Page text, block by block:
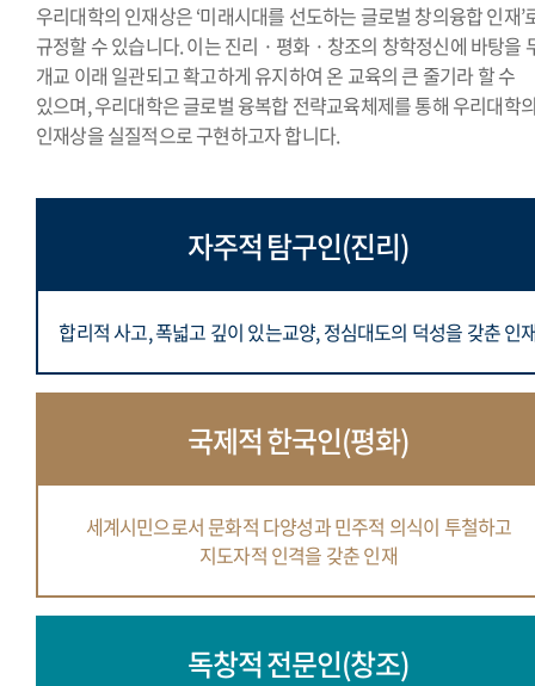
우리대학의 인재상은 ‘미래시대를 선도하는 글로벌 창의융합 인재’
규정할 수 있습니다. 이는 진리 · 평화 · 창조의 창학정신에 바탕을
개교 이래 일관되고 확고하게 유지하여 온 교육의 큰 줄기라 할 수
있으며, 우리대학은 글로벌 융복합 전략교육체제를 통해 우리대학
인재상을 실질적으로 구현하고자 합니다.
자주적 탐구인(진리)
합리적 사고, 폭넓고 깊이 있는교양,정심대도의 덕성을 갖춘 인
국제적 한국인(평화)
세계시민으로서 문화적 다양성과민주적 의식이 투철하고
지도자적 인격을 갖춘 인재
독창적 전문인(창조)